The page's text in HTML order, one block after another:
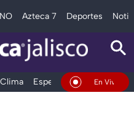
Azteca 7 Deportes
Clima Espectáculos Deportes
En Vivo